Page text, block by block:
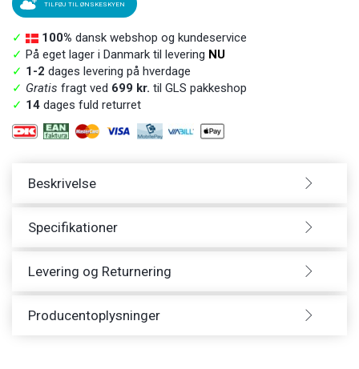
TILFØJ TIL ØNSKESKYEN
✓ 100% dansk webshop og kundeservice
✓ På eget lager i Danmark til levering NU
✓ 1-2 dages levering på hverdage
✓ Gratis fragt ved 699 kr. til GLS pakkeshop
✓ 14 dages fuld returret
Beskrivelse
Specifikationer
Levering og Returnering
Producentoplysninger